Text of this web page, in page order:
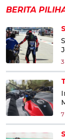
BERITA